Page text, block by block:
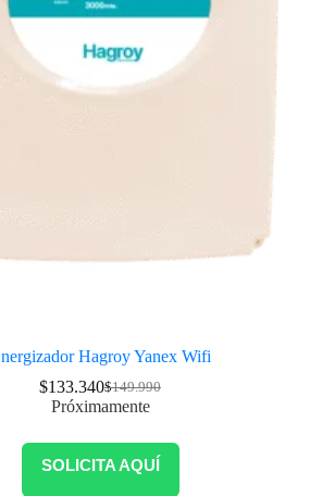
Hagroy Yanex Wifi
$149.990
$133.340
Próximamente
SOLICITA AQUÍ